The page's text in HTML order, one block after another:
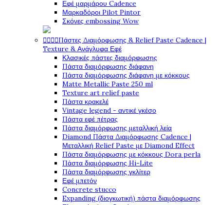
Εφέ μαρμάρου Cadence
Μαρκαδόροι Pilot Pintor
Σκόνες embossing Wow
Πάστες Διαμόρφωσης & Relief Paste Cadence |
Texture & Ανάγλυφα Εφέ
Κλασικές πάστες διαμόρφωσης
Πάστα διαμόρφωσης διάφανη
Πάστα διαμόρφωσης διάφανη με κόκκους
Matte Metallic Paste 250 ml
Texture art relief paste
Πάστα κρακελέ
Vintage legend - αντικέ γκέσο
Πάστα εφέ πέτρας
Πάστα διαμόρφωσης μεταλλική λεία
Diamond Πάστα Διαμόρφωσης Cadence |
Μεταλλική Relief Paste με Diamond Effect
Πάστα διαμόρφωσης με κόκκους Dora perla
Πάστα διαμόρφωσης Hi-Lite
Πάστα διαμόρφωσης γκλίτερ
Εφέ μπετόν
Concrete stucco
Expanding (διογκωτική) πάστα διαμόρφωσης